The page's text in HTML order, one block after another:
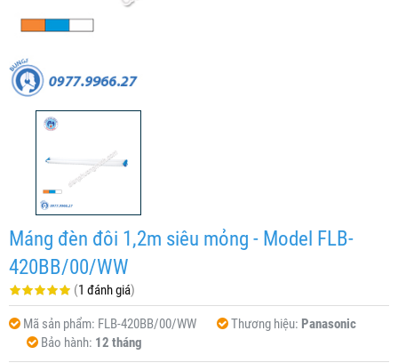
Máng đèn đôi 1,2m siêu mỏng - Model FLB-
420BB/00/WW
(1 đánh giá)
Mã sản phẩm: FLB-420BB/00/WW Thương hiệu: Panasonic
Bảo hành: 12 tháng